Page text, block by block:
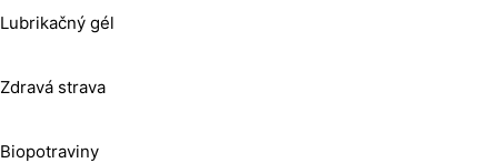
Lubrikačný gél
Zdravá strava
Biopotraviny